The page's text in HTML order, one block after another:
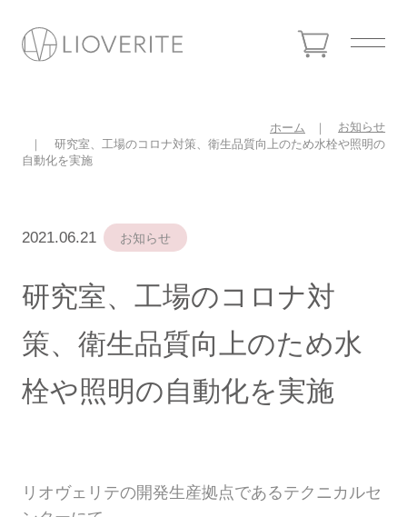
ホーム
お知らせ
研究室、工場のコロナ対策、衛生品質向上のため水栓や照明の
自動化を実施
2021.06.21 お知らせ
研究室、工場のコロナ対
策、衛生品質向上のため水
栓や照明の自動化を実施
リオヴェリテの開発生産拠点であるテクニカルセ